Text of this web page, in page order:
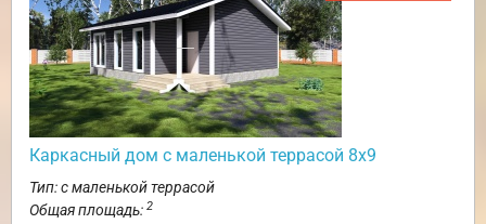
Каркасный дом с маленькой террасой 8х9
Тип: с маленькой террасой
Общая площадь: 2